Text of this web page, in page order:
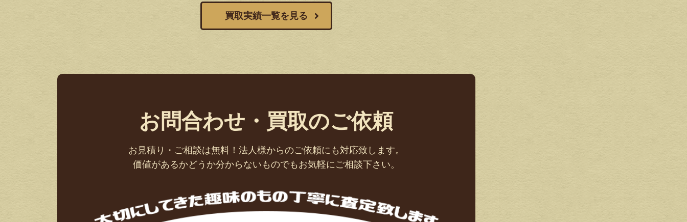
買取実績一覧を見る
お問合わせ・買取のご依頼
お見積り・ご相談は無料！法人様からのご依頼にも対応致します。
価値があるかどうか分からないものでもお気軽にご相談下さい。